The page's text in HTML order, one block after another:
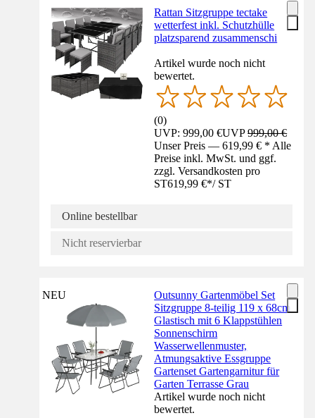
Rattan Sitzgruppe tectake
wetterfest inkl. Schutzhülle
platzsparend zusammenschi
Artikel wurde noch nicht
bewertet.
(0)
UVP: 999,00 €UVP999,00 €
Unser Preis — 619,99 € * Alle
Preise inkl. MwSt. und ggf.
zzgl. Versandkosten pro
ST619,99 €*/ ST
Online bestellbar
Nicht reservierbar
NEU
Outsunny Gartenmöbel Set
Sitzgruppe 8-teilig 119 x 68cm
Glastisch mit 6 Klappstühlen
Sonnenschirm
Wasserwellenmuster,
Atmungsaktive Essgruppe
Gartenset Gartengarnitur für
Garten Terrasse Grau
Artikel wurde noch nicht
bewertet.